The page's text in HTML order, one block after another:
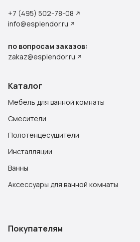
+7 (495) 502-78-08
info@esplendor.ru
по вопросам заказов:
zakaz@esplendor.ru
Каталог
Мебель для ванной комнаты
Смесители
Полотенцесушители
Инсталляции
Ванны
Аксессуары для ванной комнаты
Покупателям